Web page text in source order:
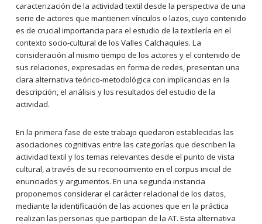
caracterización de la actividad textil desde la perspectiva de una
serie de actores que mantienen vínculos o lazos, cuyo contenido
es de crucial importancia para el estudio de la textilería en el
contexto socio-cultural de los Valles Calchaquíes. La
consideración al mismo tiempo de los actores y el contenido de
sus relaciones, expresadas en forma de redes, presentan una
clara alternativa teórico-metodológica con implicancias en la
descripción, el análisis y los resultados del estudio de la
actividad.
En la primera fase de este trabajo quedaron establecidas las
asociaciones cognitivas entre las categorías que describen la
actividad textil y los temas relevantes desde el punto de vista
cultural, a través de su reconocimiento en el corpus inicial de
enunciados y argumentos. En una segunda instancia
proponemos considerar el carácter relacional de los datos,
mediante la identificación de las acciones que en la práctica
realizan las personas que participan de la AT. Esta alternativa